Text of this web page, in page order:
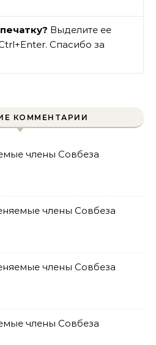
Выделите ее
Спасибо за
КОММЕНТАРИИ
члены Совбеза
члены Совбеза
члены Совбеза
члены Совбеза